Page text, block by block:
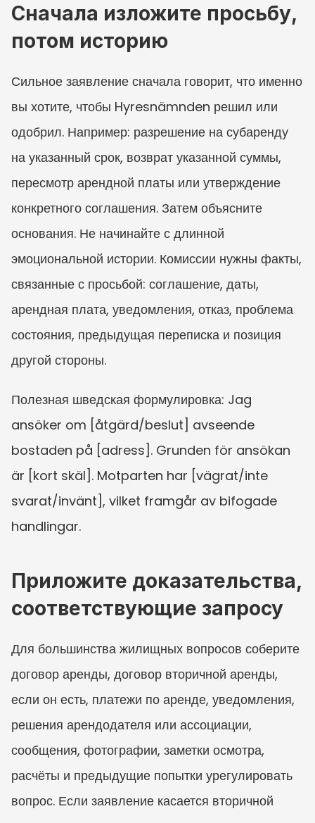
Сначала изложите просьбу,
потом историю
Сильное заявление сначала говорит, что именно
вы хотите, чтобы Hyresnämnden решил или
одобрил. Например: разрешение на субаренду
на указанный срок, возврат указанной суммы,
пересмотр арендной платы или утверждение
конкретного соглашения. Затем объясните
основания. Не начинайте с длинной
эмоциональной истории. Комиссии нужны факты,
связанные с просьбой: соглашение, даты,
арендная плата, уведомления, отказ, проблема
состояния, предыдущая переписка и позиция
другой стороны.
Полезная шведская формулировка: Jag
ansöker om [åtgärd/beslut] avseende
bostaden på [adress]. Grunden för ansökan
är [kort skäl]. Motparten har [vägrat/inte
svarat/invänt], vilket framgår av bifogade
handlingar.
Приложите доказательства,
соответствующие запросу
Для большинства жилищных вопросов соберите
договор аренды, договор вторичной аренды,
если он есть, платежи по аренде, уведомления,
решения арендодателя или ассоциации,
сообщения, фотографии, заметки осмотра,
расчёты и предыдущие попытки урегулировать
вопрос. Если заявление касается вторичной